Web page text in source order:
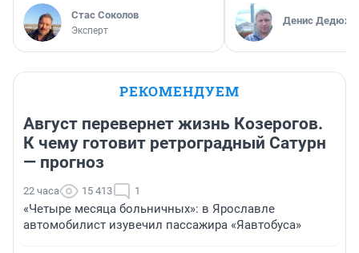
Стас Соколов
Эксперт
Денис
РЕКОМЕНДУЕМ
Август перевернет жизнь Козерогов.
К чему готовит ретроградный Сатурн
— прогноз
22 часа 15 413 1
«Четыре месяца больничных»: в Ярославле
автомобилист изувечил пассажира «Яавтобуса»